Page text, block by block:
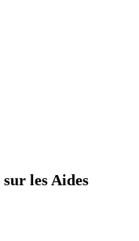
sur les Aides